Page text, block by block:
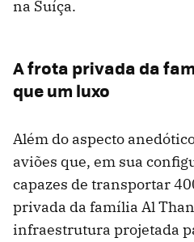
na Suíça.
A frota privada da
que um luxo
Além do aspecto
aviões que, em sua
capazes de transportar
privada da família Al
infraestrutura projetada